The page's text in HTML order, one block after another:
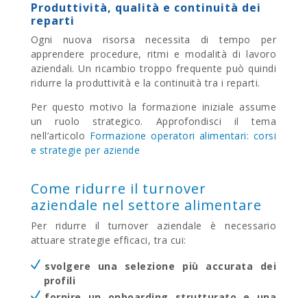
Produttività, qualità e continuità dei
reparti
Ogni nuova risorsa necessita di tempo per
apprendere procedure, ritmi e modalità di lavoro
aziendali. Un ricambio troppo frequente può quindi
ridurre la produttività e la continuità tra i reparti.
Per questo motivo la formazione iniziale assume
un ruolo strategico. Approfondisci il tema
nell’articolo Formazione operatori alimentari: corsi
e strategie per aziende
Come ridurre il turnover
aziendale nel settore alimentare
Per ridurre il turnover aziendale è necessario
attuare strategie efficaci, tra cui:
svolgere una selezione più accurata dei
profili